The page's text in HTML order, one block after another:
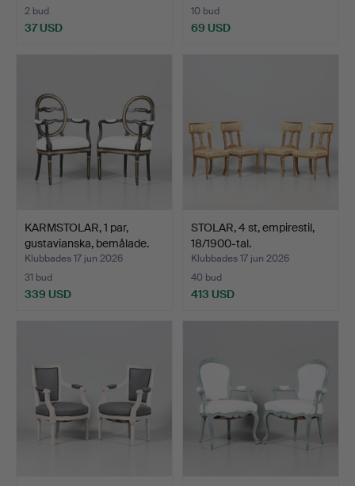
2 bud
37 USD
10 bud
69 USD
KARMSTOLAR, 1 par,
gustavianska, bemålade.
Klubbades 17 jun 2026
31 bud
339 USD
STOLAR, 4 st, empirestil,
18/1900-tal.
Klubbades 17 jun 2026
40 bud
413 USD